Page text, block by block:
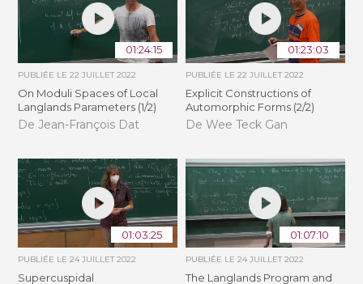
01:24:15
PUBLIÉE LE22 JUILLET 2022
On Moduli Spaces of Local
Langlands Parameters (1/2)
De Jean-François Dat
01:23:03
PUBLIÉE LE 22 JUILLET 2022
Explicit Constructions of
Automorphic Forms (2/2)
De Wee Teck Gan
01:03:25
PUBLIÉE LE24 JUILLET 2022
Supercuspidal
01:07:10
PUBLIÉE LE 24 JUILLET 2022
The Langlands Program and